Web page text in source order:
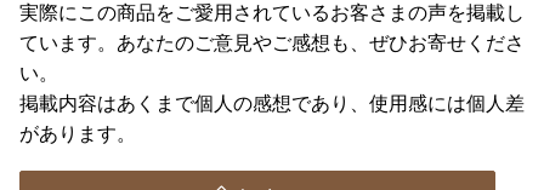
実際にこの商品をご愛用されているお客さまの声を掲載し
ています。あなたのご意見やご感想も、ぜひお寄せくださ
い。
掲載内容はあくまで個人の感想であり、使用感には個人差
があります。